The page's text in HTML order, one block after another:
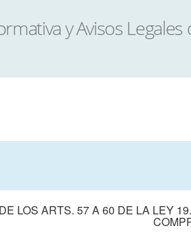
LOS ARTS. 57 A 60 DE LA LEY